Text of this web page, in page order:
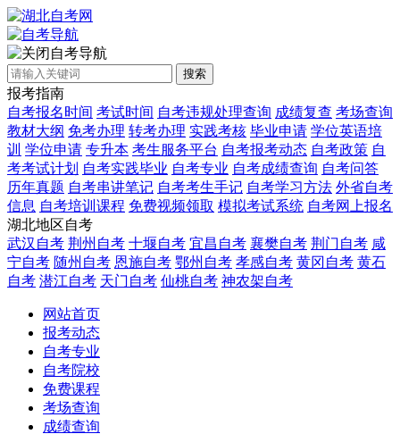
自考导航
搜索
报考指南
自考报名时间 考试时间 自考违规处理查询 成绩复查 考场查询
教材大纲 免考办理 转考办理 实践考核 毕业申请 学位英语培
训 学位申请 专升本 考生服务平台 自考报考动态 自考政策 自
考考试计划 自考实践毕业 自考专业 自考成绩查询 自考问答
历年真题 自考串讲笔记 自考考生手记 自考学习方法 外省自考
信息 自考培训课程 免费视频领取 模拟考试系统 自考网上报名
湖北地区自考
武汉自考 荆州自考 十堰自考 宜昌自考 襄樊自考 荆门自考 咸
宁自考 随州自考 恩施自考 鄂州自考 孝感自考 黄冈自考 黄石
自考 潜江自考 天门自考 仙桃自考 神农架自考
网站首页
报考动态
自考专业
自考院校
免费课程
考场查询
成绩查询